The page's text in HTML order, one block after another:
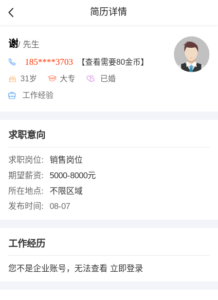
简历详情
谢/ 先生
185****3703 【查看需要80金币】
31岁 大专 已婚
工作经验
求职意向
求职岗位:
销售岗位
期望薪资:
5000-8000元
所在地点:
不限区域
发布时间:
08-07
工作经历
您不是企业账号，无法查看 立即登录